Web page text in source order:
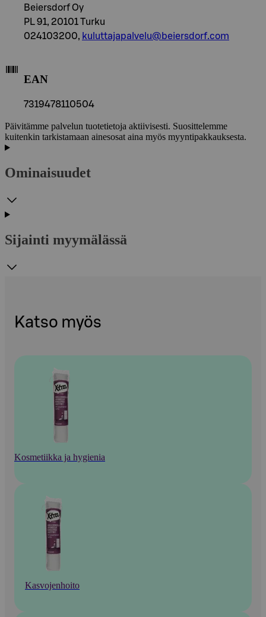
Beiersdorf Oy
PL 91, 20101 Turku
024103200, kuluttajapalvelu@beiersdorf.com
EAN
7319478110504
Päivitämme palvelun tuotetietoja aktiivisesti. Suosittelemme
kuitenkin tarkistamaan ainesosat aina myös myyntipakkauksesta.
Ominaisuudet
Sijainti myymälässä
Katso myös
Kosmetiikka ja hygienia
Kasvojenhoito